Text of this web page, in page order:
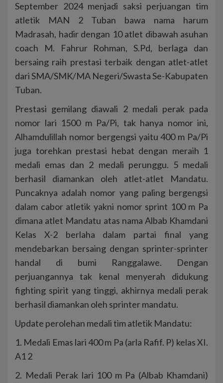
September 2024 menjadi saksi perjuangan tim
atletik MAN 2 Tuban bawa nama harum
Madrasah, hadir dengan 10 atlet dibawah asuhan
coach M. Fahrur Rohman, S.Pd, berlaga dan
bersaing raih prestasi terbaik dengan atlet-atlet
dari SMA/SMK/MA Negeri/Swasta Se-Kabupaten
Tuban.
Prestasi gemilang diawali 2 medali perak pada
nomor lari 1500 m Pa/Pi, tak hanya nomor ini,
Alhamdulillah nomor bergengsi yaitu 400 m Pa/Pi
juga torehkan prestasi hebat dengan meraih 1
medali emas dan 2 medali perunggu. 5 medali
berhasil diamankan oleh atlet-atlet Mandatu.
Puncaknya adalah nomor yang paling bergengsi
dalam cabor atletik yakni nomor sprint 100 m Pa
dimana atlet Mandatu atas nama Albab Khamdani
Kelas X-2 berlaha dalam partai final yang
mendebarkan bersaing dengan sprinter-sprinter
handal di bumi Ranggalawe. Dengan
perjuangannya tak kenal menyerah didukung
fighting spirit yang tinggi, akhirnya medali perak
berhasil diamankan oleh sprinter mandatu.
Update perolehan medali tim atletik Mandatu:
1. Medali Emas lari 400 m Pa (arla Rafif. P) kelas XI.
A1 2
2. Medali Perak lari 100 m Pa (Albab Khamdani)